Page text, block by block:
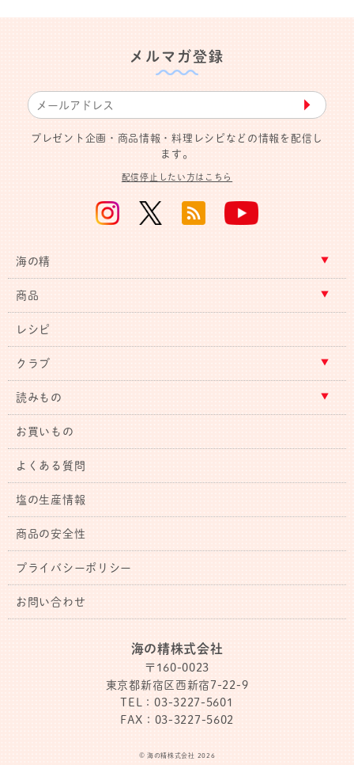
メルマガ登録
▶︎
プレゼント企画・商品情報・料理レシピなどの情報を配信し
ます。
配信停止したい方はこちら
海の精
商品
レシピ
クラブ
読みもの
お買いもの
よくある質問
塩の生産情報
商品の安全性
プライバシーポリシー
お問い合わせ
海の精株式会社
〒160-0023
東京都新宿区西新宿7-22-9
TEL：03-3227-5601
FAX：03-3227-5602
© 海の精株式会社 2026